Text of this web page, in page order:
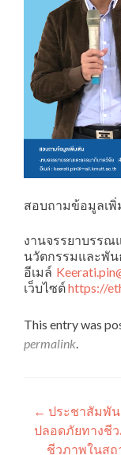
สอบถามข้อมูลเพิ่
งานจรรยาบรรณ
นวัตกรรมและ
อีเมล์
เว็บไซต์https://
This entry was
permalink.
แนะแนว
เรื่อง
← ประชาสัมพัน
ปลอดภัยทางชี
ชีวภาพในสถ